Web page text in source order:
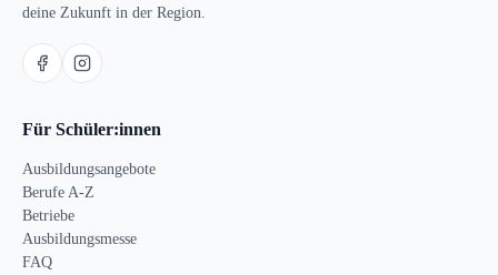
deine Zukunft in der Region.
Für Schüler:innen
Ausbildungsangebote
Berufe A-Z
Betriebe
Ausbildungsmesse
FAQ